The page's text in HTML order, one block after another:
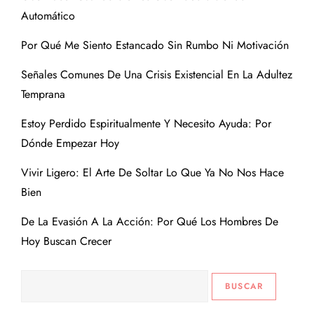
Automático
Por Qué Me Siento Estancado Sin Rumbo Ni Motivación
Señales Comunes De Una Crisis Existencial En La Adultez
Temprana
Estoy Perdido Espiritualmente Y Necesito Ayuda: Por
Dónde Empezar Hoy
Vivir Ligero: El Arte De Soltar Lo Que Ya No Nos Hace
Bien
De La Evasión A La Acción: Por Qué Los Hombres De
Hoy Buscan Crecer